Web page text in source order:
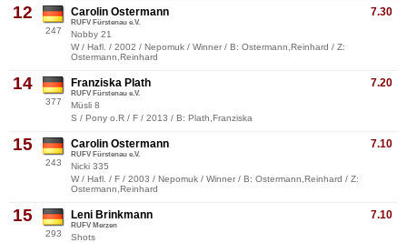
12
247
7.30
Carolin Ostermann
RUFV Fürstenau e.V.
Nobby 21
W / Hafl. / 2002 / Nepomuk / Winner / B: Ostermann,Reinhard / Z:
Ostermann,Reinhard
14
377
7.20
Franziska Plath
RUFV Fürstenau e.V.
Müsli 8
S / Pony o.R / F / 2013 / B: Plath,Franziska
15
243
7.10
Carolin Ostermann
RUFV Fürstenau e.V.
Nicki 335
W / Hafl. / F / 2003 / Nepomuk / Winner / B: Ostermann,Reinhard / Z:
Ostermann,Reinhard
15
293
7.10
Leni Brinkmann
RUFV Merzen
Shots